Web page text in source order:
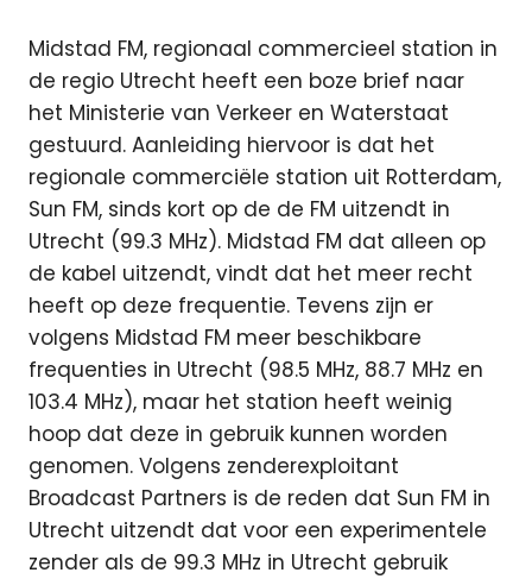
Midstad FM, regionaal commercieel station in
de regio Utrecht heeft een boze brief naar
het Ministerie van Verkeer en Waterstaat
gestuurd. Aanleiding hiervoor is dat het
regionale commerciële station uit Rotterdam,
Sun FM, sinds kort op de de FM uitzendt in
Utrecht (99.3 MHz). Midstad FM dat alleen op
de kabel uitzendt, vindt dat het meer recht
heeft op deze frequentie. Tevens zijn er
volgens Midstad FM meer beschikbare
frequenties in Utrecht (98.5 MHz, 88.7 MHz en
103.4 MHz), maar het station heeft weinig
hoop dat deze in gebruik kunnen worden
genomen. Volgens zenderexploitant
Broadcast Partners is de reden dat Sun FM in
Utrecht uitzendt dat voor een experimentele
zender als de 99.3 MHz in Utrecht gebruik